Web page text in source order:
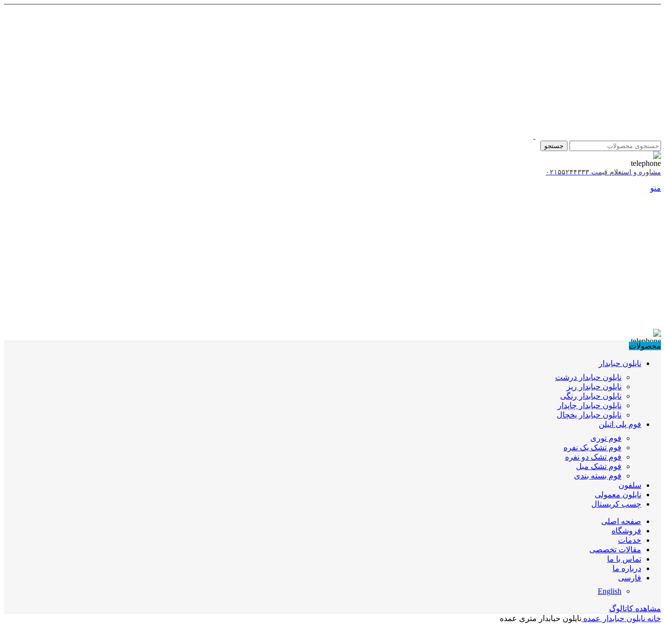
جستجو
مشاوره و استعلام قیمت ۰۲۱۵۵۲۴۴۳۳۳
منو
محصولات
نایلون حبابدار
نایلون حبابدار درشت
نایلون حبابدار ریز
نایلون حبابدار رنگی
نایلون حبابدار چاپدار
نایلون حبابدار یخچال
فوم پلی اتیلن
فوم توری
فوم تشک یک نفره
فوم تشک دو نفره
فوم تشک مبل
فوم بسته بندی
سلفون
نایلون معمولی
چسب کریستال
صفحه اصلی
فروشگاه
خدمات
مقالات تخصصی
تماس با ما
درباره ما
فارسی
English
مشاهده کاتالوگ
خانه نایلون حبابدار عمده نایلون حبابدار متری عمده